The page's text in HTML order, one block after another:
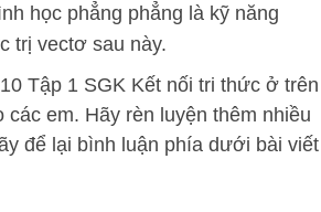
học phẳng phẳng là kỹ năng
trị vectơ sau này.
Tập 1 SGK Kết nối tri thức ở trên
em. Hãy rèn luyện thêm nhiều
để lại bình luận phía dưới bài viết